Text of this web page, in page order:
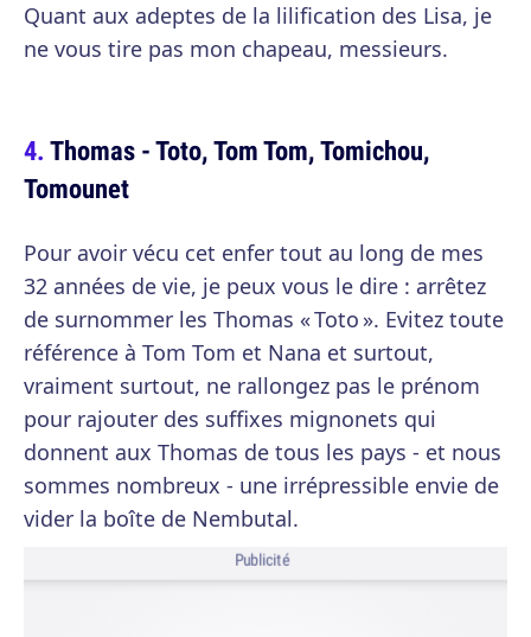
Quant aux adeptes de la lilification des Lisa, je
ne vous tire pas mon chapeau, messieurs.
Thomas - Toto, Tom Tom, Tomichou,
Tomounet
Pour avoir vécu cet enfer tout au long de mes
32 années de vie, je peux vous le dire : arrêtez
de surnommer les Thomas « Toto ». Evitez toute
référence à Tom Tom et Nana et surtout,
vraiment surtout, ne rallongez pas le prénom
pour rajouter des suffixes mignonets qui
donnent aux Thomas de tous les pays - et nous
sommes nombreux - une irrépressible envie de
vider la boîte de Nembutal.
Publicité